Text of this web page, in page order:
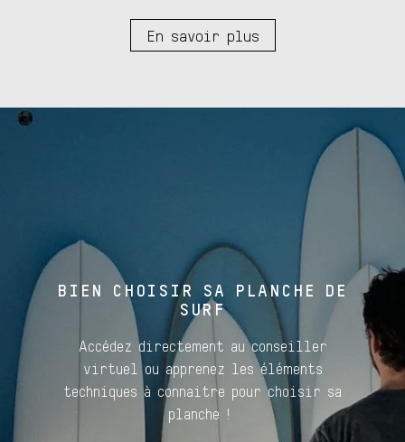
En savoir plus
BIEN CHOISIR SA PLANCHE DE
SURF
Accédez directement au conseiller
virtuel ou apprenez les éléments
techniques à connaitre pour choisir sa
planche !